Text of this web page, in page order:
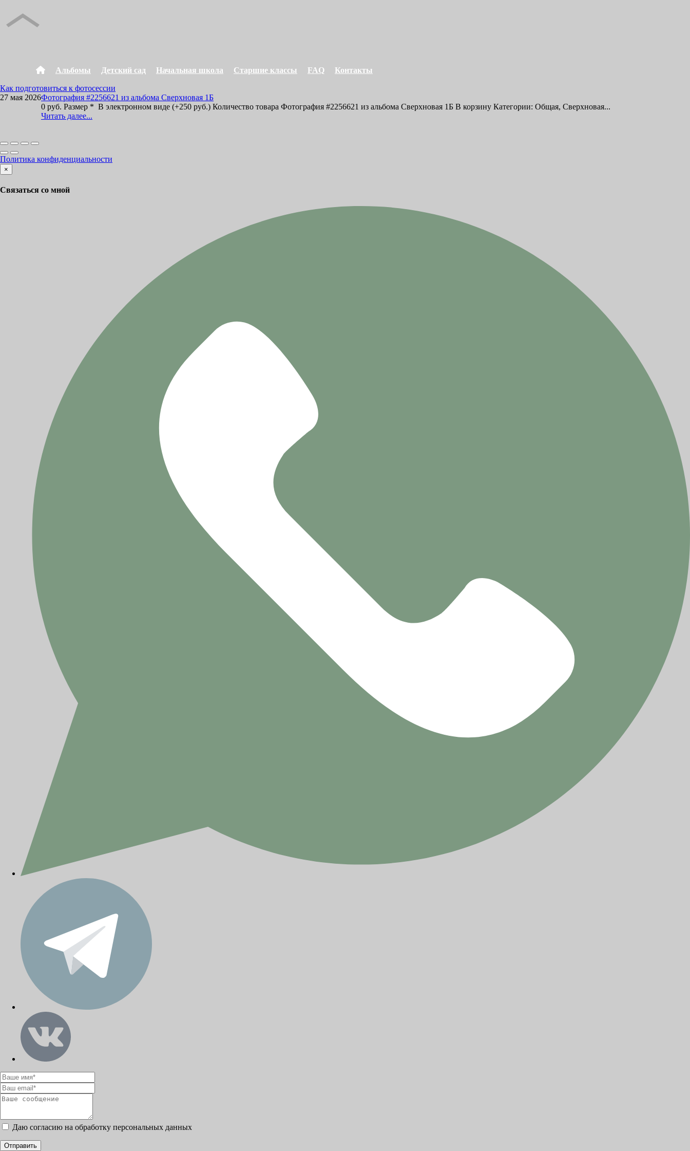
Альбомы Детский сад Начальная школа Старшие классы FAQ Контакты
Как подготовиться к фотосессии
27 мая 2026Фотография #2256621 из альбома Сверхновая 1Б
0 руб. Размер * В электронном виде (+250 руб.) Количество товара Фотография #2256621 из альбома Сверхновая 1Б В корзину Категории: Общая, Сверхновая...
Читать далее...
Политика конфиденциальности
×
Связаться со мной
Даю согласию на обработку персональных данных
Отправить